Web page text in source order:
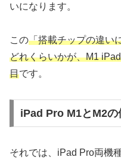
いになります。
この「搭載チップの違い
どれくらいかが、M1
目です。
iPad Pro M1とM2の
それでは、iPad Pro両機